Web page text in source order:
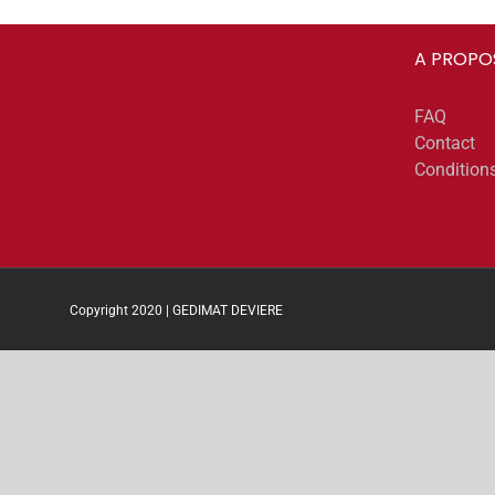
A
FAQ
Contact
Copyright 2020 | GEDIMAT DEVIERE